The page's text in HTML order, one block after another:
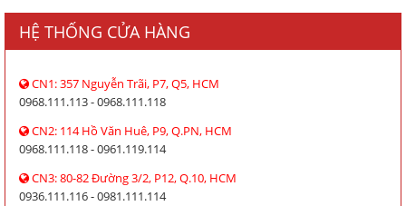
HỆ THỐNG CỬA HÀNG
CN1: 357 Nguyễn Trãi, P7, Q5, HCM
0968.111.113 - 0968.111.118
CN2: 114 Hồ Văn Huê, P9, Q.PN, HCM
0968.111.118 - 0961.119.114
CN3: 80-82 Đường 3/2, P12, Q.10, HCM
0936.111.116 - 0981.111.114